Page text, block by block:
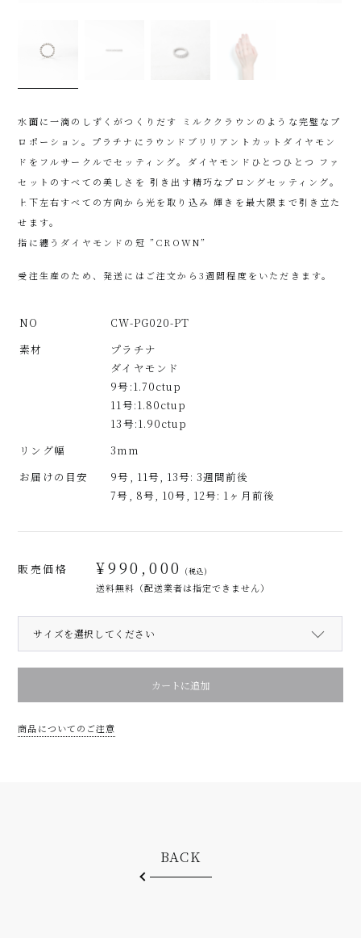
水面に一滴のしずくがつくりだす ミルククラウンのような完璧なプ
ロポーション。プラチナにラウンドブリリアントカットダイヤモン
ドをフルサークルでセッティング。ダイヤモンドひとつひとつ ファ
セットのすべての美しさを 引き出す精巧なプロングセッティング。
上下左右すべての方向から光を取り込み 輝きを最大限まで引き立た
せます。
指に纏うダイヤモンドの冠 ”CROWN”
受注生産のため、発送にはご注文から3週間程度をいただきます。
NO
CW-PG020-PT
素材
プラチナ
ダイヤモンド
9号:1.70ctup
11号:1.80ctup
13号:1.90ctup
リング幅
3mm
お届けの目安
9号, 11号, 13号: 3週間前後
7号, 8号, 10号, 12号: 1ヶ月前後
販売価格 ¥990,000 (税込)
送料無料（配送業者は指定できません）
カートに追加
商品についてのご注意
BACK